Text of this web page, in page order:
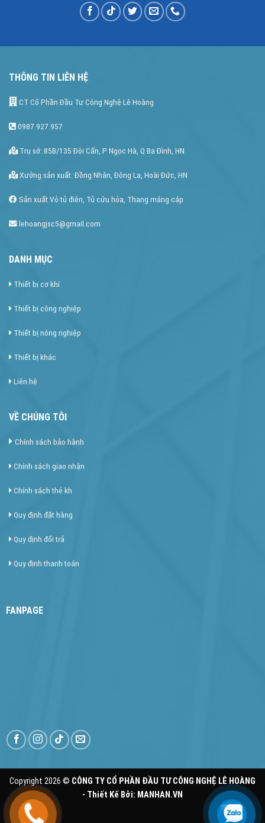
THÔNG TIN LIÊN HỆ
CT Cổ Phần Đầu Tư Công Nghệ Lê Hoàng
0987.927.957
Trụ sở: 85B/135 Đội Cấn, P Ngọc Hà, Q Ba Đình, HN
Xưởng sản xuất: Đồng Nhân, Đông La, Hoài Đức, HN
Sản xuất Vỏ tủ điên, Tủ cứu hỏa, Thang máng cáp
lehoangjsc5@gmail.com
DANH MỤC
Thiết bị cơ khí
Thiết bị công nghiệp
Thiết bị nông nghiệp
Thiết bị khác
Liên hệ
VỀ CHÚNG TÔI
Chính sách bảo hành
Chính sách giao nhận
Chính sách thẻ kh
Quy định đặt hàng
Quy định đổi trả
Quy định thanh toán
FANPAGE
Copyright 2026 © CÔNG TY CỔ PHẦN ĐẦU TƯ CÔNG NGHỆ LÊ HOÀNG
- Thiết Kế Bởi: MANHAN.VN